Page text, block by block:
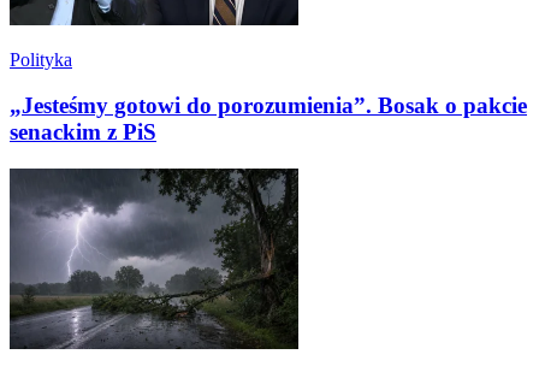
Polityka
„Jesteśmy gotowi do porozumienia”. Bosak o pakcie
senackim z PiS